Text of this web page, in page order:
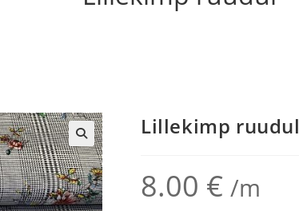
🔍
Lillekimp ruudul
8.00 € /m